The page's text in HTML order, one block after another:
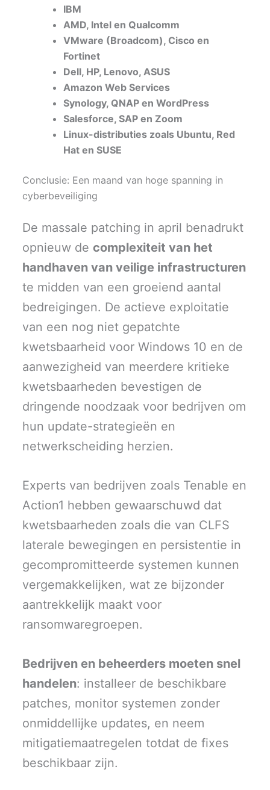
IBM
AMD, Intel en Qualcomm
VMware (Broadcom), Cisco en
Fortinet
Dell, HP, Lenovo, ASUS
Amazon Web Services
Synology, QNAP en WordPress
Salesforce, SAP en Zoom
Linux-distributies zoals Ubuntu, Red
Hat en SUSE
Conclusie: Een maand van hoge spanning in
cyberbeveiliging
De massale patching in april benadrukt
opnieuw decomplexiteit van het
handhaven van veilige infrastructuren
te midden van een groeiend aantal
bedreigingen. De actieve exploitatie
van een nog niet gepatchte
kwetsbaarheid voor Windows 10 en de
aanwezigheid van meerdere kritieke
kwetsbaarheden bevestigen de
dringende noodzaak voor bedrijven om
hun update-strategieën en
netwerkscheiding herzien.
Experts van bedrijven zoals Tenable en
Action1 hebben gewaarschuwd dat
kwetsbaarheden zoals die van CLFS
laterale bewegingen en persistentie in
gecompromitteerde systemen kunnen
vergemakkelijken, wat ze bijzonder
aantrekkelijk maakt voor
ransomwaregroepen.
Bedrijven en beheerders moeten snel
handelen: installeer de beschikbare
patches, monitor systemen zonder
onmiddellijke updates, en neem
mitigatiemaatregelen totdat de fixes
beschikbaar zijn.